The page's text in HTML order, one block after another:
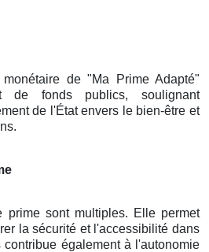
de "Ma Prime Adapté"
de fonds publics, soulignant
de l'État envers le bien-être et
prime sont multiples. Elle permet
la sécurité et l'accessibilité dans
également à l'autonomie